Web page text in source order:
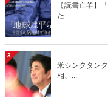
【読書亡羊】
た...
3
米シンクタン
相、...